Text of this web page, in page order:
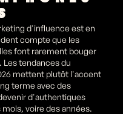
d'influence est en
compte que les
font rarement bouger
Les tendances du
mettent plutôt l'accent
terme avec des
d'authentiques
voire des années.